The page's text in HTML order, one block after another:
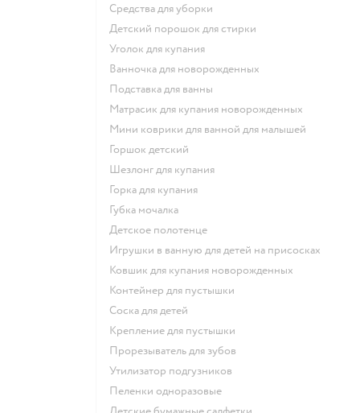
средства для уборки
детский порошок для стирки
уголок для купания
ванночка для новорожденных
подставка для ванны
матрасик для купания новорожденных
мини коврики для ванной для малышей
горшок детский
шезлонг для купания
горка для купания
губка мочалка
детское полотенце
игрушки в ванную для детей на присосках
ковшик для купания новорожденных
контейнер для пустышки
соска для детей
крепление для пустышки
прорезыватель для зубов
утилизатор подгузников
пеленки одноразовые